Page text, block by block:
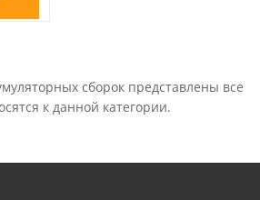
сборок представлены все
к данной категории.